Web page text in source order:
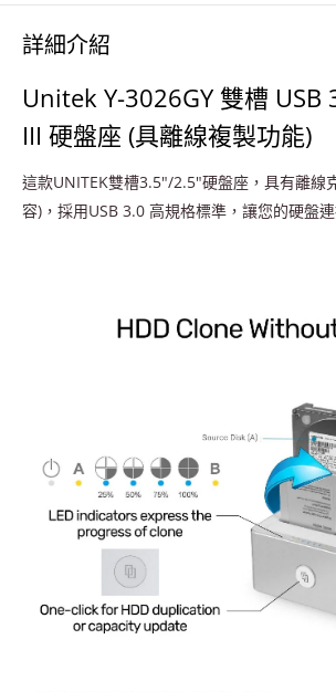
詳細介紹
Unitek Y-3026GY 雙槽 USB
III 硬盤座 (具離線複製功能)
這款UNITEK雙槽3.5"/2.5"硬盤座，具有離線
容)，採用USB 3.0 高規格標準，讓您的硬盤